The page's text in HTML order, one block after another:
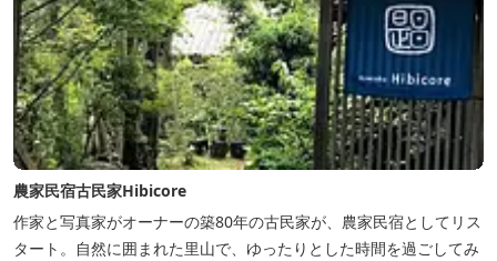
農家民宿古民家Hibicore
作家と写真家がオーナーの築80年の古民家が、農家民宿としてリス
タート。自然に囲まれた里山で、ゆったりとした時間を過ごしてみ